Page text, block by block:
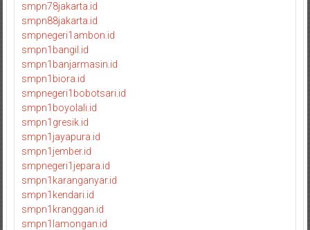
smpn78jakarta.id
smpn88jakarta.id
smpnegeri1ambon.id
smpn1bangil.id
smpn1banjarmasin.id
smpn1biora.id
smpnegeri1bobotsari.id
smpn1boyolali.id
smpn1gresik.id
smpn1jayapura.id
smpn1jember.id
smpnegeri1jepara.id
smpn1karanganyar.id
smpn1kendari.id
smpn1kranggan.id
smpn1lamongan.id